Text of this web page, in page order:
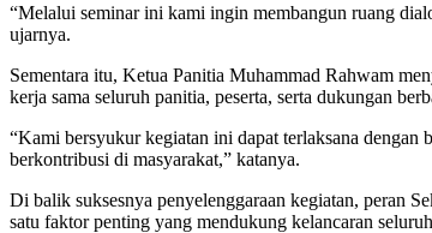
“Melalui seminar ini kami ingin membangun ruang
ujarnya.
Sementara itu, Ketua Panitia Muhammad Rahwam
kerja sama seluruh panitia, peserta, serta dukungan
“Kami bersyukur kegiatan ini dapat terlaksana dengan
berkontribusi di masyarakat,” katanya.
Di balik suksesnya penyelenggaraan kegiatan, peran
satu faktor penting yang mendukung kelancaran